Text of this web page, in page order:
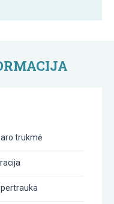
trukmė
pertrauka